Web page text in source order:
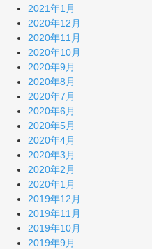
2021年1月
2020年12月
2020年11月
2020年10月
2020年9月
2020年8月
2020年7月
2020年6月
2020年5月
2020年4月
2020年3月
2020年2月
2020年1月
2019年12月
2019年11月
2019年10月
2019年9月